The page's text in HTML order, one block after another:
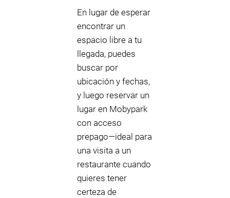
En lugar de esperar
encontrar un
espacio libre a tu
llegada, puedes
buscar por
ubicación y fechas,
y luego reservar un
lugar en Mobypark
con acceso
prepago—ideal para
una visita a un
restaurante cuando
quieres tener
certeza de